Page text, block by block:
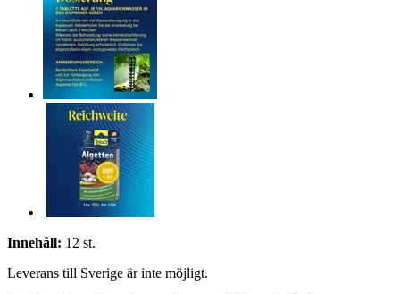
Innehåll: 12 st.
Leverans till Sverige är inte möjligt.